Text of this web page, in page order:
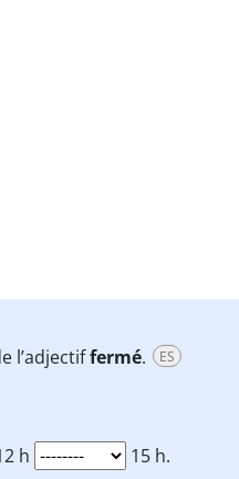
l’adjectiffermé. ES
h 15 h.